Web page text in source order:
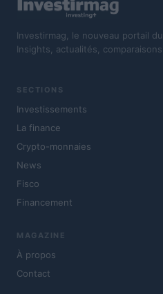
Investirmag, le nouveau portail
Insights, actualités,
SECTIONS
Investissements
La finance
Crypto-monnaies
News
Fisco
Financement
MAGAZINE
À propos
Contact